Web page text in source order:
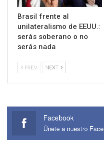
Brasil frente al
unilateralismo de EEUU.:
serás soberano o no
serás nada
PREV NEXT
Facebook
Únete a nuestro Face